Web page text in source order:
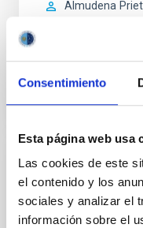
Consentimiento
Esta página web usa
Las cookies de este
el contenido y los
sociales y analizar el
información sobre el
Almudena
INVESTIGACIÓN
Frida y
resolución